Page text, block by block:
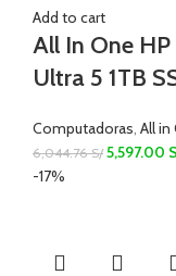
Add to cart
All In One
Ultra 5 1TB
Computadoras All in
6,044.76S/ 5,597.00
-17%